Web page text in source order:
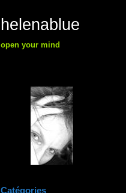
helenablue
open your mind
Catégories